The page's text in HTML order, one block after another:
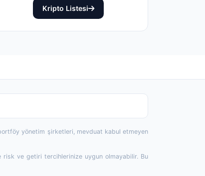
Kripto Listesi
portföy yönetim şirketleri, mevduat kabul etmeyen
risk ve getiri tercihlerinize uygun olmayabilir. Bu